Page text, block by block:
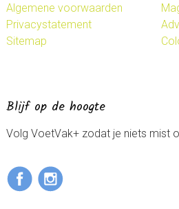
Algemene voorwaarden
Privacystatement
Sitemap
Blijf op de hoogte
Volg VoetVak+ zodat je niets mist